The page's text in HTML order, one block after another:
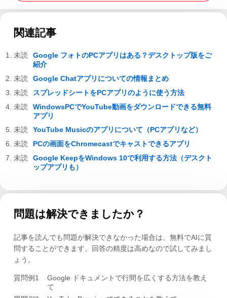
関連記事
Google フォトのPCアプリはある？デスクトップ版をご
紹介
Google Chatアプリについての情報まとめ
スプレッドシートをPCアプリのように使う方法
WindowsPCでYouTube動画をダウンロードできる無料
アプリ
YouTube Musicのアプリについて（PCアプリなど）
PCの画面をChromecastでキャストできるアプリ
Google KeepをWindows 10で利用する方法（デスクト
ップアプリも）
問題は解決できましたか？
記事を読んでも問題が解決できなかった場合は、無料でAIに質
問することができます。回答の精度は高めなので試してみまし
ょう。
質問例1
Google ドキュメントで行間を広くする方法を教え
て